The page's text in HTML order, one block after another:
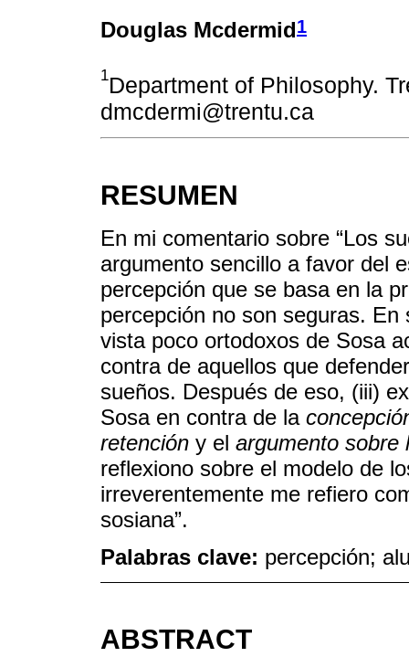
Douglas Mcdermid1
1Department of Philosophy.
dmcdermi@trentu.ca
RESUMEN
En mi comentario sobre “Los
argumento sencillo a favor del
percepción que se basa en la
percepción no son seguras.
vista poco ortodoxos de Sosa
contra de aquellos que
sueños. Después de eso, (iii)
Sosa en contra de la
retención y el argumento sobre
reflexiono sobre el modelo de
irreverentemente me refiero
sosiana”.
Palabras clave: percepción;
ABSTRACT